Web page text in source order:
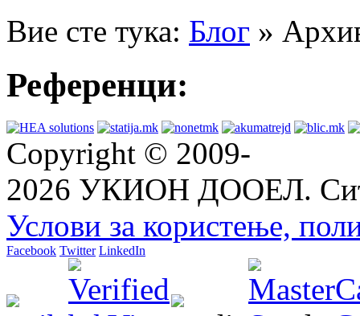
Вие сте тука: Блог »
Референци:
Copyright © 2009-
2026 УКИОН ДООЕЛ.
Услови за користење,
Facebook Twitter LinkedIn